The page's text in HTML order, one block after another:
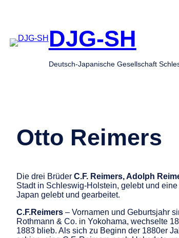
DJG-SH
Deutsch-Japanische Gesellschaft
Otto Reimers
Die drei Brüder C.F. Reimers, Adolph
Stadt in Schleswig-Holstein, gelebt und
Japan gelebt und gearbeitet.
C.F.Reimers – Vornamen und Geburtsjahr
Rothmann & Co. in Yokohama, wechselte
1883 blieb. Als sich zu Beginn der 1880er